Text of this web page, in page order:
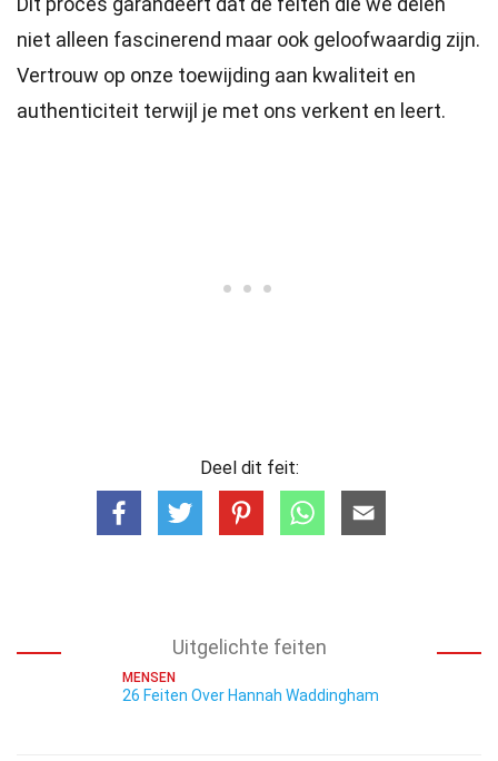
niet alleen fascinerend maar ook geloofwaardig zijn.
Vertrouw op onze toewijding aan kwaliteit en
authenticiteit terwijl je met ons verkent en leert.
Deel dit feit:
Uitgelichte feiten
MENSEN
26 Feiten Over Hannah Waddingham